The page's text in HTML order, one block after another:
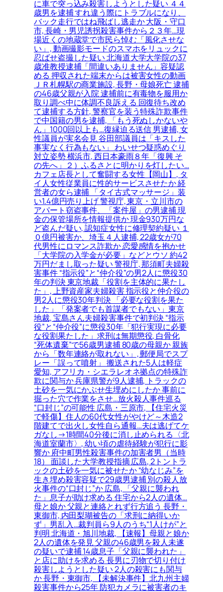
に車で突っ込み殺害しようとした疑い ４４
歳男を逮捕 すれ違う際にトラブルになり、
バック走行ではね飛ばし逃走か 大阪・守口
市, 長崎・男児誘拐殺害事件から２３年…現
場近くの地蔵堂で市民ら悼む「風化させな
い」, 動画撮影モードのスマホをリュックに
忍ばせ盗撮した疑い 北海道大学大学院の37
歳准教授逮捕「間違いありません」容疑認
める 押収された端末からは被害女性の動画
ＪＲ札幌駅の商業施設, 長野・母娘死亡 逮捕
の46歳父親が入院 逮捕前に有毒物を服用か
取り調べ中に体調不良訴える 回復待ち改め
て逮捕する方針, 警察官を装う特殊詐欺事件
で中国籍の男を逮捕, 「もう死ぬしかないや
ん」1000回以上も…復縁迫る送信 男逮捕, 女
性議員が実名会見 谷田部議員は「キスした
事実なく行為もない」 わいせつ疑惑めぐり
対立姿勢 横浜市, 西日本豪雨８年「復興 そ
の先へ」２）ふるさとに明かりを灯したい…
カフェ店長として奮闘する女性【岡山】, タ
イ人女性従業員に性的サービスさせたか 経
営者の女ら逮捕 「タイ古式マッサージ」装
い1.4億円売り上げ 警視庁, 東京・立川市の
アパート窃盗事件、「案件屋」の男逮捕 現
金の保管場所を情報提供か 現金930万円な
ど盗んだ疑い, 認知症女性に修理契約疑い １
０億円被害か、埼玉４人逮捕, 22歳女が70
代男性にロマンス詐欺か 恋愛感情を抱かせ
「大学院の入学金が必要」などとウソ 約42
万円だまし取った疑い 警視庁, 那須町夫婦殺
害事件 “指示役”と“仲介役”の男2人に懲役30
年の判決 東京地裁「役割を主体的に果たし
た」, 上野資産家夫婦殺害 指示役と仲介役の
男2人に懲役30年判決 「必要な役割を果た
した」「発案者でも首謀者でもない」東京
地裁, 宝島さん夫婦殺害事件で初判決 “指示
役”と“仲介役”に懲役30年「犯行実現に必要
な役割果たした」求刑は無期懲役, 白骨化
“死体遺棄”で56歳男逮捕 80歳の母親か 親族
から「数年連絡が取れない」, 郵便局でスプ
レー「誤って噴射」 搬送された5人は軽症
愛知, アフリカ・シエラレオネ拠点の特殊詐
欺に関与か 兵庫県警が9人逮捕, トラックの
土砂を一気にかぶせ生埋めにしたか 事前に
掘った穴で作業をさせ…放火殺人事件巡る
“口封じ”の可能性 広島・三原市, 【住宅火災
で軽傷】住人の60代女性がやけど～木造2
階建てで出火し女性自ら通報…夫は逃げてケ
ガなし→1時間40分後に消し止められる〈北
海道室蘭市〉, 幼い頃の虐待経験が犯行に影
響か 府中町男性殺害事件の加害者男（当時
18） 面談した大学教授指摘 広島, 2トントラ
ックの土砂を一気に被せたか “幼なじみ”を
生き埋め殺害容疑で29歳男逮捕 別の殺人放
火事件の“口封じ”か 広島, 「父親に襲われ
た」息子が助け求める 住宅から2人の遺体…
母と娘か 父親と連絡とれず行方追う 長野・
東御市, 内田梨瑚被告の「求刑に納得いか
ず」男乱入…裁判員ら9人のうち“1人けが”と
判明 北海道・旭川地裁, 【速報】母親と娘か
2人の遺体を発見 父親の46歳男を殺人未遂
の疑いで逮捕 14歳息子「父親に襲われた」
と店に助けを求める 長男に刃物で切り付け
殺害しようとした疑い 2人の殺害にも関与
か 長野・東御市, 【未解決事件】北九州主婦
殺害事件から25年 防犯カメラに被害者のキ